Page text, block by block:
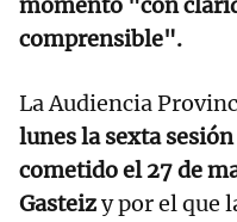
momento "con
comprensible".
La Audiencia
lunes la sexta
cometido el 27 de
Gasteizy por el que